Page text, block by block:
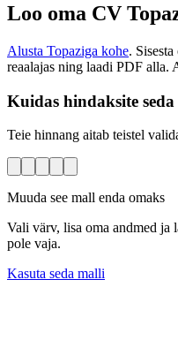
Loo oma CV
Alusta Topaziga kohe.
reaalajas ning laadi PDF alla.
Kuidas hindaksite
Teie hinnang aitab teistel
Muuda see mall enda omaks
Vali värv, lisa oma andmed
pole vaja.
Kasuta seda malli